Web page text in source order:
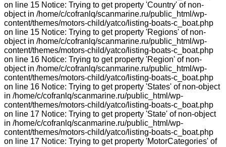
on line 15 Notice: Trying to get property 'Country' of non-
object in /home/c/cofranlq/scanmarine.ru/public_html/wp-
content/themes/motors-child/yatco/listing-boats-c_boat.php
on line 15 Notice: Trying to get property 'Regions' of non-
object in /home/c/cofranlq/scanmarine.ru/public_html/wp-
content/themes/motors-child/yatco/listing-boats-c_boat.php
on line 16 Notice: Trying to get property 'Region' of non-
object in /home/c/cofranlq/scanmarine.ru/public_html/wp-
content/themes/motors-child/yatco/listing-boats-c_boat.php
on line 16 Notice: Trying to get property 'States' of non-object
in /home/c/cofranlq/scanmarine.ru/public_html/wp-
content/themes/motors-child/yatco/listing-boats-c_boat.php
on line 17 Notice: Trying to get property 'State' of non-object
in /home/c/cofranlq/scanmarine.ru/public_html/wp-
content/themes/motors-child/yatco/listing-boats-c_boat.php
on line 17 Notice: Trying to get property 'MotorCategories' of